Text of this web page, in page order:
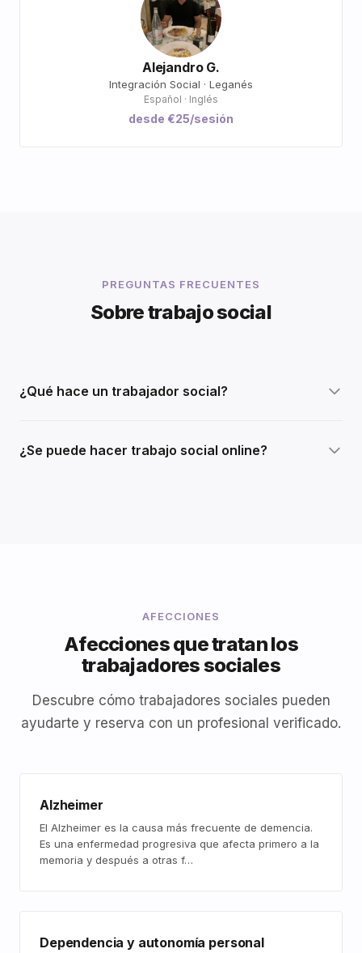
Alejandro G.
Integración Social · Leganés
Español · Inglés
desde €25/sesión
PREGUNTAS FRECUENTES
Sobre trabajo social
¿Qué hace un trabajador social?
¿Se puede hacer trabajo social online?
AFECCIONES
Afecciones que tratan los
trabajadores sociales
Descubre cómo trabajadores sociales pueden
ayudarte y reserva con un profesional verificado.
Alzheimer
El Alzheimer es la causa más frecuente de demencia.
Es una enfermedad progresiva que afecta primero a la
memoria y después a otras f…
Dependencia y autonomía personal